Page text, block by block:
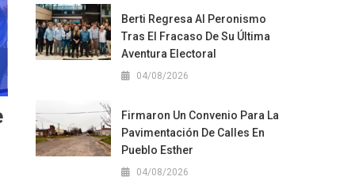
Berti Regresa Al Peronismo
Tras El Fracaso De Su Última
Aventura Electoral
04/08/2026
Firmaron Un Convenio Para La
Pavimentación De Calles En
Pueblo Esther
04/08/2026